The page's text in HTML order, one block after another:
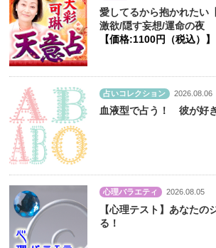
愛してるから抱かれたい
激欲/隠す妄想/運命の夜
【価格:1100円（税込）】
占いコレクション 2026.08.06
血液型で占う！ 彼が好
心理バラエティ 2026.08.05
【心理テスト】あなたの
る！